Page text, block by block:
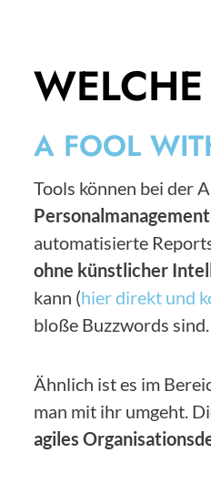
A FOOL
Tools können bei der
Personalmanagement
automatisierte
ohne künstlicher
kann (hier direkt und
bloße Buzzwords sind.
Ähnlich ist es im
man mit ihr umgeht.
agiles